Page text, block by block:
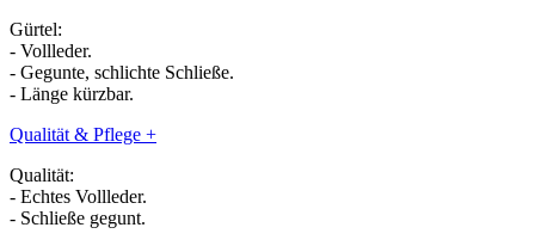
Gürtel:
- Vollleder.
- Gegunte, schlichte Schließe.
- Länge kürzbar.
Qualität & Pflege +
Qualität:
- Echtes Vollleder.
- Schließe gegunt.